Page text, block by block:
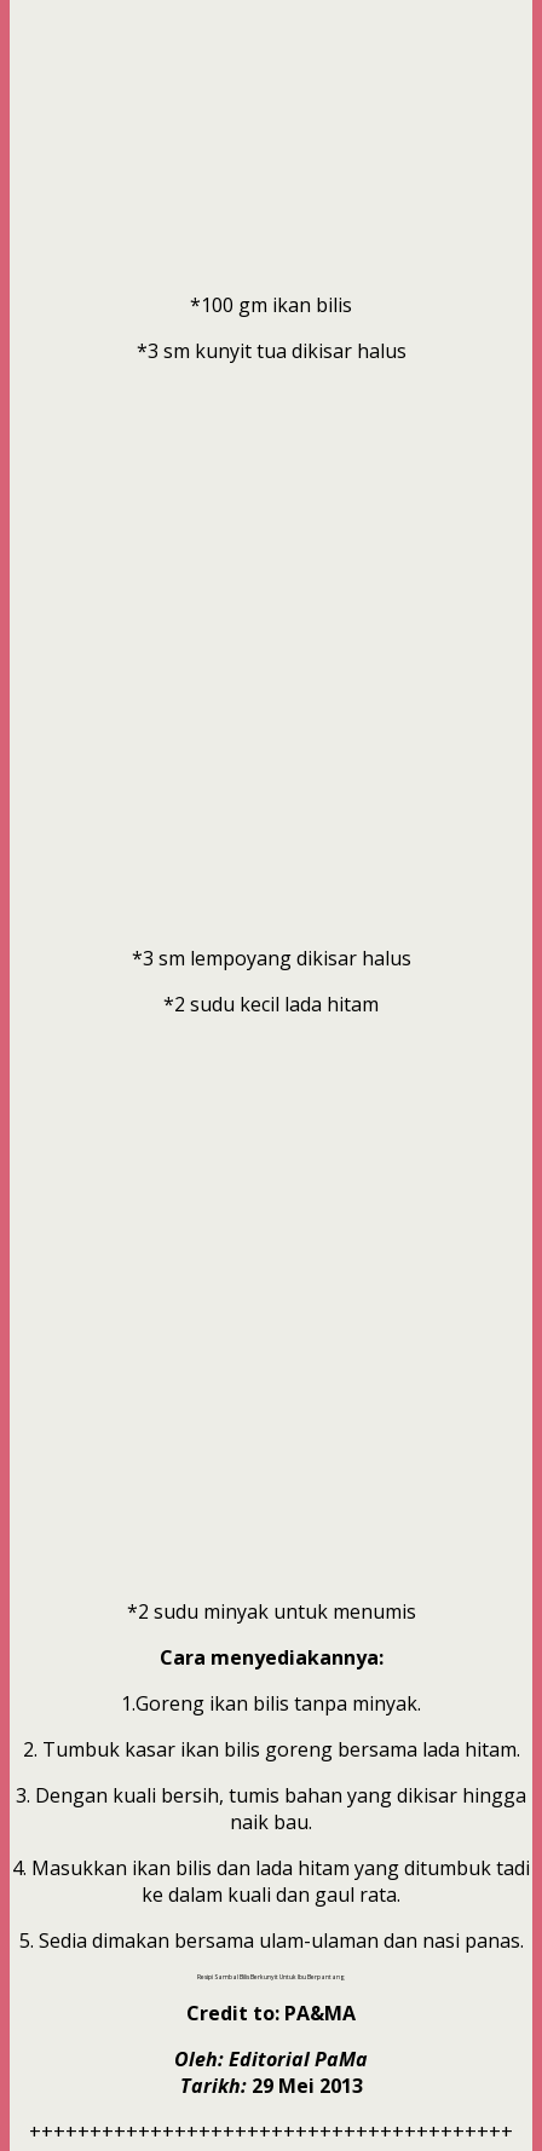
*100 gm ikan bilis
*3 sm kunyit tua dikisar halus
*3 sm lempoyang dikisar halus
*2 sudu kecil lada hitam
*2 sudu minyak untuk menumis
Cara menyediakannya:
1.Goreng ikan bilis tanpa minyak.
2. Tumbuk kasar ikan bilis goreng bersama lada hitam.
3. Dengan kuali bersih, tumis bahan yang dikisar hingga
naik bau.
4. Masukkan ikan bilis dan lada hitam yang ditumbuk tadi
ke dalam kuali dan gaul rata.
5. Sedia dimakan bersama ulam-ulaman dan nasi panas.
Resipi Sambal Bilis Berkunyit Untuk Ibu Berpantang
Credit to: PA&MA
Oleh: Editorial PaMa
Tarikh: 29 Mei 2013
++++++++++++++++++++++++++++++++++++++++